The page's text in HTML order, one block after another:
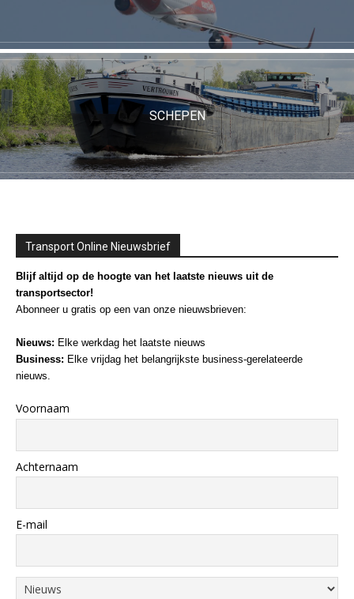
SCHEPEN
Transport Online Nieuwsbrief
Blijf altijd op de hoogte van het laatste nieuws uit de
transportsector!
Abonneer u gratis op een van onze nieuwsbrieven:
Nieuws: Elke werkdag het laatste nieuws
Business: Elke vrijdag het belangrijkste business-gerelateerde
nieuws.
Voornaam
Achternaam
E-mail